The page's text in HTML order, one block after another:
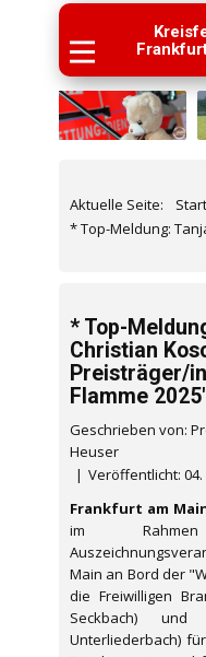
Aktuelle Seite:
* Top-Meldung:
* Top-
Christian
Preisträger/
Flamme
Geschrieben von:
Heuser
Veröffentlicht: 04.
Frankfurt am
im
Main an Bord der
die Freiwilligen
Seckbach) und
Unterliederbach)